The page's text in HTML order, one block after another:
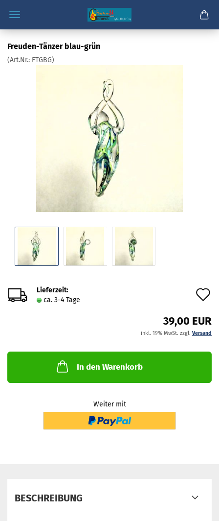
Freuden-Tänzer blau-grün
(Art.Nr.: FTGBG)
Lieferzeit:
ca. 3-4 Tage
39,00 EUR
inkl. 19% MwSt. zzgl. Versand
In den Warenkorb
Weiter mit
BESCHREIBUNG